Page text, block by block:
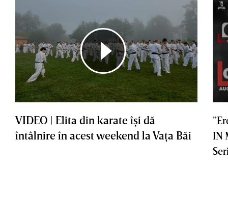
VIDEO | Elita din karate îşi dă
întâlnire în acest weekend la Vaţa Băi
IN